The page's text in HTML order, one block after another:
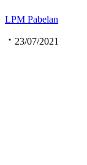
LPM Pabelan
23/07/2021